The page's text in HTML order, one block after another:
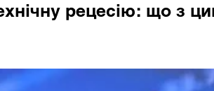
рецесію: що з